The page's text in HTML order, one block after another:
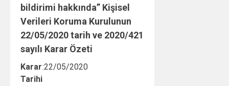
bildirimi hakkında” Kişisel
Verileri Koruma Kurulunun
22/05/2020 tarih ve 2020/421
sayılı Karar Özeti
Karar
Tarihi
:22/05/2020